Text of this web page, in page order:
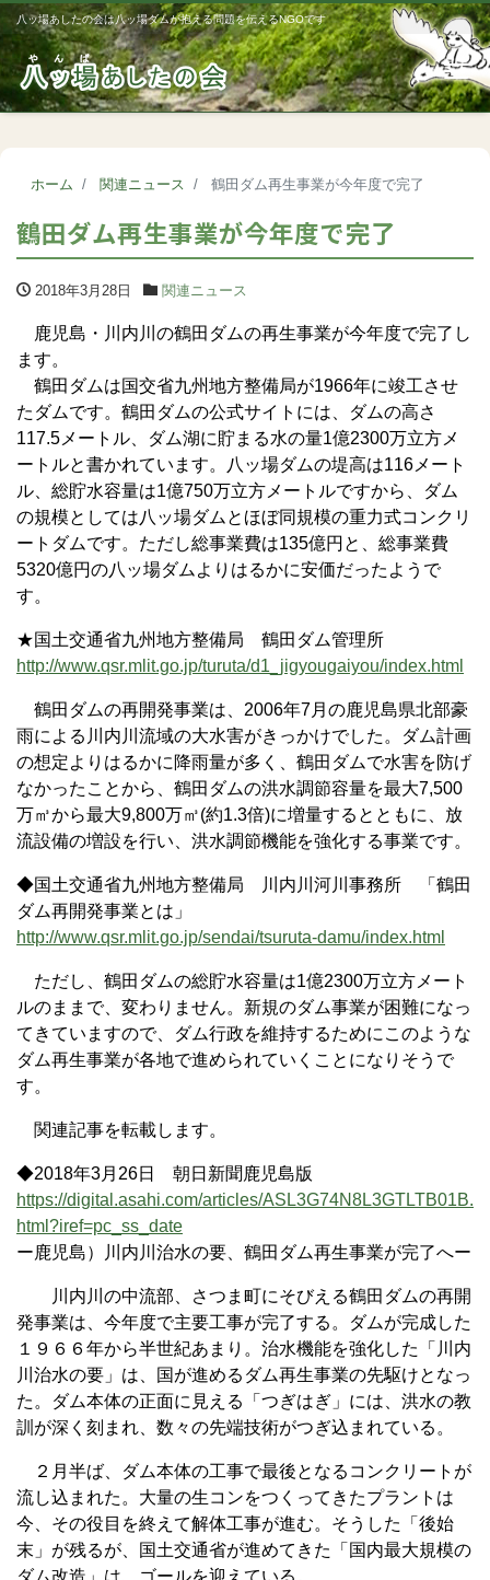
八ッ場あしたの会は八ッ場ダムが抱える問題を伝えるNGOです
ホーム 関連ニュース 鶴田ダム再生事業が今年度で完了
鶴田ダム再生事業が今年度で完了
2018年3月28日 関連ニュース
鹿児島・川内川の鶴田ダムの再生事業が今年度で完了し
ます。
鶴田ダムは国交省九州地方整備局が1966年に竣工させ
たダムです。鶴田ダムの公式サイトには、ダムの高さ
117.5メートル、ダム湖に貯まる水の量1億2300万立方メ
ートルと書かれています。八ッ場ダムの堤高は116メート
ル、総貯水容量は1億750万立方メートルですから、ダム
の規模としては八ッ場ダムとほぼ同規模の重力式コンクリ
ートダムです。ただし総事業費は135億円と、総事業費
5320億円の八ッ場ダムよりはるかに安価だったようで
す。
★国土交通省九州地方整備局 鶴田ダム管理所
http://www.qsr.mlit.go.jp/turuta/d1_jigyougaiyou/index.html
鶴田ダムの再開発事業は、2006年7月の鹿児島県北部豪
雨による川内川流域の大水害がきっかけでした。ダム計画
の想定よりはるかに降雨量が多く、鶴田ダムで水害を防げ
なかったことから、鶴田ダムの洪水調節容量を最大7,500
万㎥から最大9,800万㎥(約1.3倍)に増量するとともに、放
流設備の増設を行い、洪水調節機能を強化する事業です。
◆国土交通省九州地方整備局 川内川河川事務所 「鶴田
ダム再開発事業とは」
http://www.qsr.mlit.go.jp/sendai/tsuruta-damu/index.html
ただし、鶴田ダムの総貯水容量は1億2300万立方メート
ルのままで、変わりません。新規のダム事業が困難になっ
てきていますので、ダム行政を維持するためにこのような
ダム再生事業が各地で進められていくことになりそうで
す。
関連記事を転載します。
◆2018年3月26日 朝日新聞鹿児島版
https://digital.asahi.com/articles/ASL3G74N8L3GTLTB01B.
html?iref=pc_ss_date
ー鹿児島）川内川治水の要、鶴田ダム再生事業が完了へー
川内川の中流部、さつま町にそびえる鶴田ダムの再開
発事業は、今年度で主要工事が完了する。ダムが完成した
１９６６年から半世紀あまり。治水機能を強化した「川内
川治水の要」は、国が進めるダム再生事業の先駆けとなっ
た。ダム本体の正面に見える「つぎはぎ」には、洪水の教
訓が深く刻まれ、数々の先端技術がつぎ込まれている。
２月半ば、ダム本体の工事で最後となるコンクリートが
流し込まれた。大量の生コンをつくってきたプラントは
今、その役目を終えて解体工事が進む。そうした「後始
末」が残るが、国土交通省が進めてきた「国内最大規模の
ダム改造」は、ゴールを迎えている。